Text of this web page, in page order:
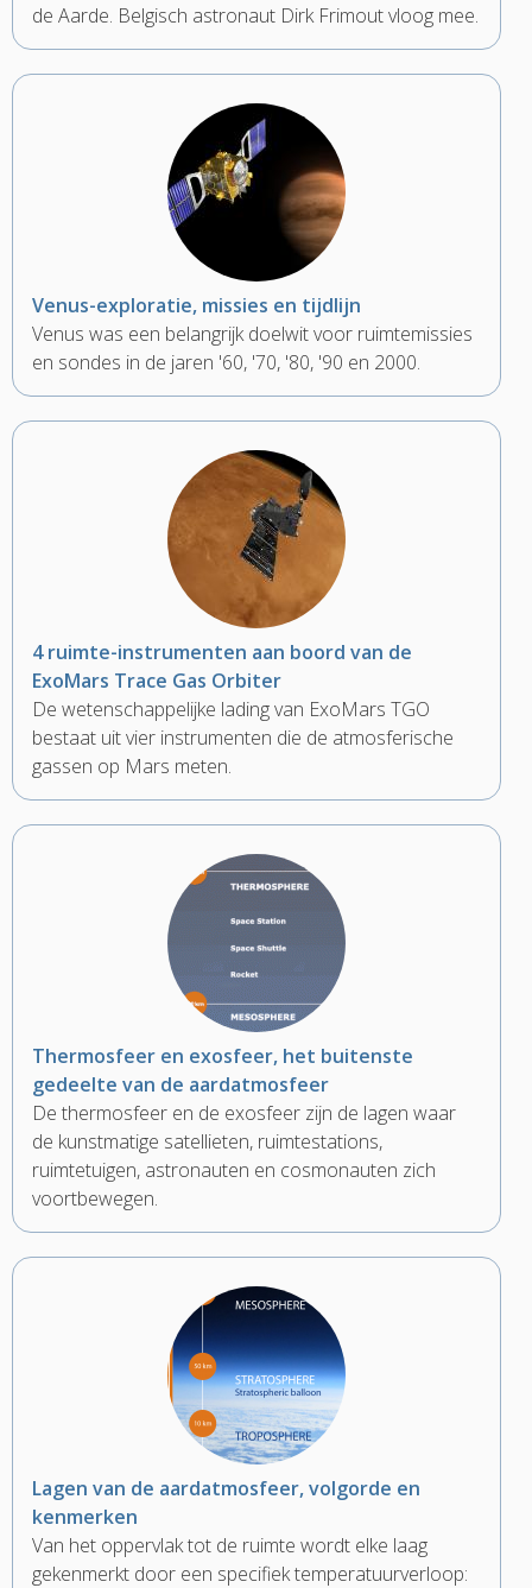
de Aarde. Belgisch astronaut Dirk Frimout vloog mee.
Venus-exploratie, missies en tijdlijn
Venus was een belangrijk doelwit voor ruimtemissies
en sondes in de jaren '60, '70, '80, '90 en 2000.
4 ruimte-instrumenten aan boord van de
ExoMars Trace Gas Orbiter
De wetenschappelijke lading van ExoMars TGO
bestaat uit vier instrumenten die de atmosferische
gassen op Mars meten.
Thermosfeer en exosfeer, het buitenste
gedeelte van de aardatmosfeer
De thermosfeer en de exosfeer zijn de lagen waar
de kunstmatige satellieten, ruimtestations,
ruimtetuigen, astronauten en cosmonauten zich
voortbewegen.
Lagen van de aardatmosfeer, volgorde en
kenmerken
Van het oppervlak tot de ruimte wordt elke laag
gekenmerkt door een specifiek temperatuurverloop: